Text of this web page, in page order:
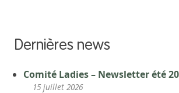
Dernières news
Comité Ladies – Newsletter été
15 juillet 2026